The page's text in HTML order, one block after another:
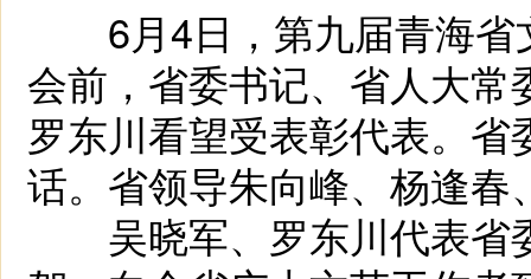
6月4日，第九届青海省
会前，省委书记、省人大
罗东川看望受表彰代表。
话。省领导朱向峰、杨逢
吴晓军、罗东川代表省